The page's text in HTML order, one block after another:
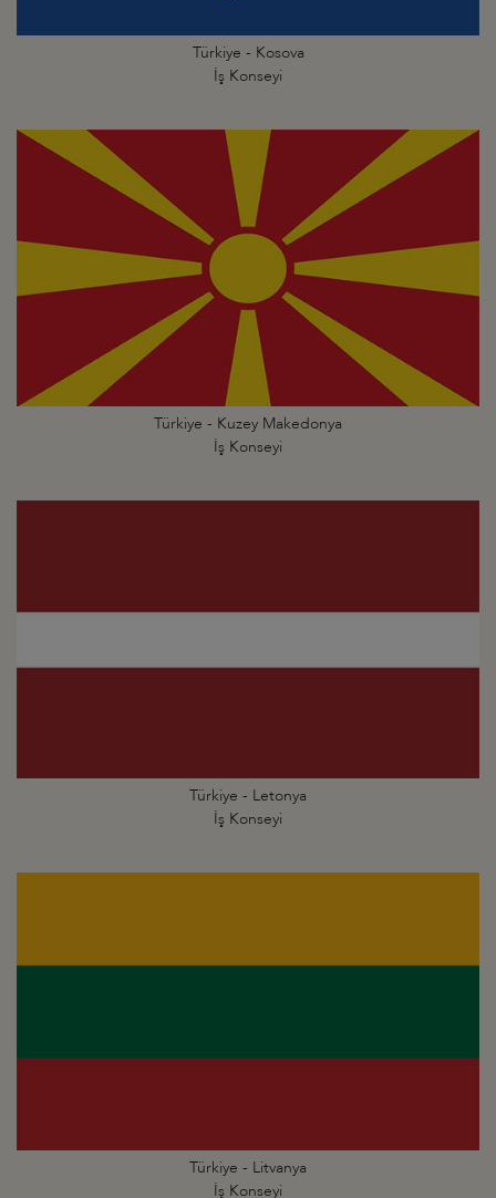
Türkiye - Kosova
İş Konseyi
Türkiye - Kuzey Makedonya
İş Konseyi
Türkiye - Letonya
İş Konseyi
Türkiye - Litvanya
İş Konseyi